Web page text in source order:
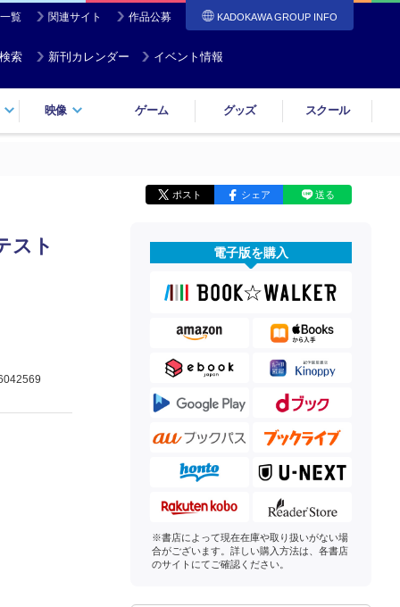
覧 関連サイト 作品公募 KADOKAWA GROUP INFO
索 新刊カレンダー イベント情報
映像 ゲーム グッズ スクール
ポスト シェア 送る
スト 電子版を購入
※書店によって現在在庫や取り扱いがない場
合がございます。詳しい購入方法は、各書店
のサイトにてご確認ください。